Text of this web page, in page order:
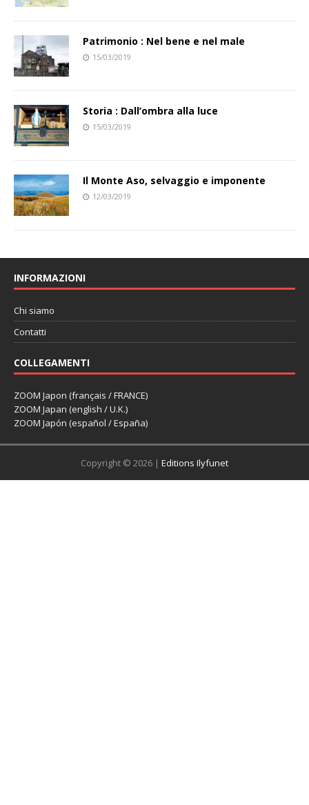
Patrimonio : Nel bene e nel male
15/03/2019
Storia : Dall’ombra alla luce
15/03/2019
Il Monte Aso, selvaggio e imponente
12/03/2019
INFORMAZIONI
Chi siamo
Contatti
COLLEGAMENTI
ZOOM Japon (français / FRANCE)
ZOOM Japan (english / U.K.)
ZOOM Japón (español / España)
Copyright © 2026 | Editions Ilyfunet